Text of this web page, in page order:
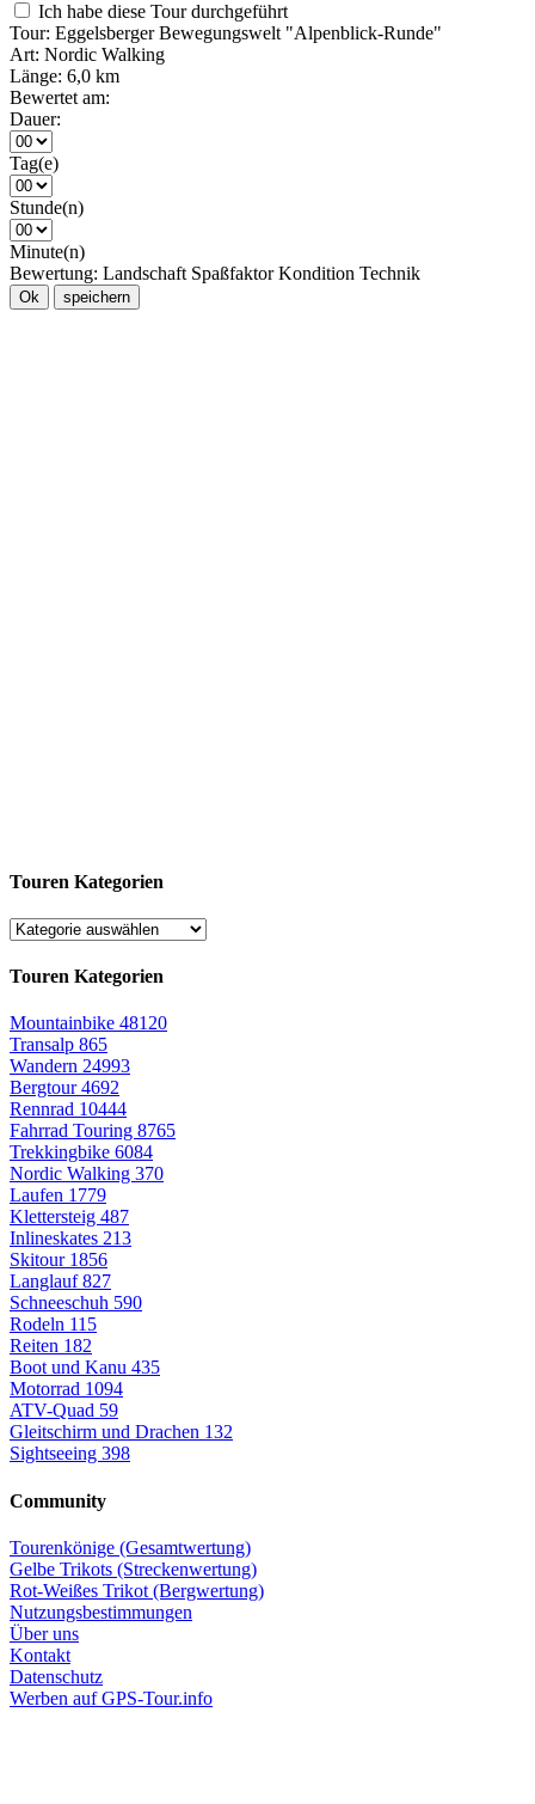
Ich habe diese Tour durchgeführt
Tour: Eggelsberger Bewegungswelt "Alpenblick-Runde"
Art: Nordic Walking
Länge: 6,0 km
Bewertet am:
Dauer:
Tag(e)
Stunde(n)
Minute(n)
Bewertung: Landschaft Spaßfaktor Kondition Technik
Ok speichern
Touren Kategorien
Touren Kategorien
Mountainbike 48120
Transalp 865
Wandern 24993
Bergtour4692
Rennrad 10444
Fahrrad Touring 8765
Trekkingbike 6084
Nordic Walking 370
Laufen 1779
Klettersteig 487
Inlineskates 213
Skitour 1856
Langlauf827
Schneeschuh 590
Rodeln 115
Reiten 182
Boot und Kanu 435
Motorrad 1094
ATV-Quad 59
Gleitschirm und Drachen 132
Sightseeing 398
Community
Tourenkönige (Gesamtwertung)
Gelbe Trikots (Streckenwertung)
Rot-Weißes Trikot (Bergwertung)
Nutzungsbestimmungen
Über uns
Kontakt
Datenschutz
Werben auf GPS-Tour.info